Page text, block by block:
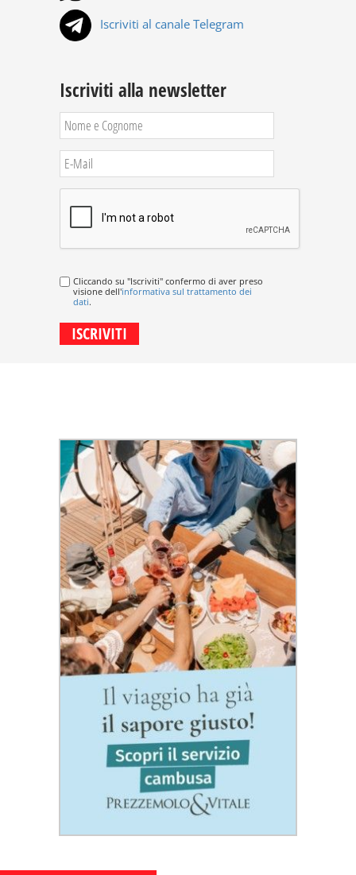
Iscriviti al canale Telegram
Iscriviti alla newsletter
Cliccando su "Iscriviti" confermo di aver preso
visione dell'informativa sul trattamento dei
dati.